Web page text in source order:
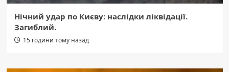
Нічний удар по Києву: наслідки ліквідації.
Загиблий.
15 години тому назад